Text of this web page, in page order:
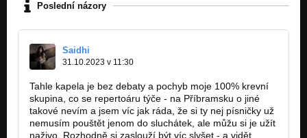
Poslední názory
Saidhi
31.10.2023 v 11:30
Tahle kapela je bez debaty a pochyb moje 100% krevní
skupina, co se repertoáru týče - na Příbramsku o jiné
takové nevím a jsem víc jak ráda, že si ty nej písničky už
nemusím pouštět jenom do sluchátek, ale můžu si je užít
naživo. Rozhodně si zaslouží být víc slyšet - a vidět